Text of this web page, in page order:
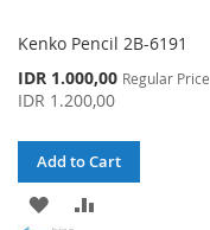
Kenko Pencil 2B-6191
Special
Price
IDR 1.000,00 Regular Price
IDR 1.200,00
Add to Cart
ADD